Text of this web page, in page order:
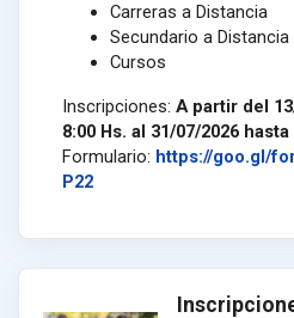
Carreras a Distancia
Secundario a Distancia
Cursos
Inscripciones: A partir del
8:00 Hs. al 31/07/2026 hasta
Formulario: https://goo.gl/
P22